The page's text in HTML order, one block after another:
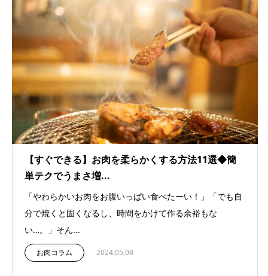
【すぐできる】お肉を柔らかくする方法11選◆簡
単テクでうまさ増...
「やわらかいお肉をお腹いっぱい食べたーい！」「でも自
分で焼くと固くなるし、時間をかけて作る余裕もな
い…。」そん...
お肉コラム 2024.05.08